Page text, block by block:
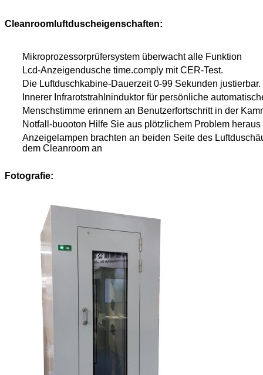
Cleanroomluftduscheigenschaften:
Mikroprozessorprüfersystem überwacht alle Funktion
Lcd-Anzeigendusche time.comply mit CER-Test.
Die Luftduschkabine-Dauerzeit 0-99 Sekunden justierbar.
Innerer Infrarotstrahlninduktor für persönliche
Menschstimme erinnern an Benutzerfortschritt in der
Notfall-buooton Hilfe Sie aus plötzlichem Problem heraus
Anzeigelampen brachten an beiden Seite des
dem Cleanroom an
Fotografie: